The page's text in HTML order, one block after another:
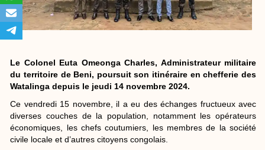
Le Colonel Euta Omeonga Charles, Administrateur militaire
du territoire de Beni, poursuit son itinéraire en chefferie des
Watalinga depuis le jeudi 14 novembre 2024.
Ce vendredi 15 novembre, il a eu des échanges fructueux avec
diverses couches de la population, notamment les opérateurs
économiques, les chefs coutumiers, les membres de la société
civile locale et d’autres citoyens congolais.